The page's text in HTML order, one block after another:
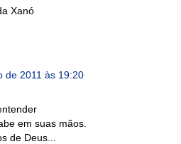
Xanó
de 2011 às 19:20
em suas mãos.
de Deus...